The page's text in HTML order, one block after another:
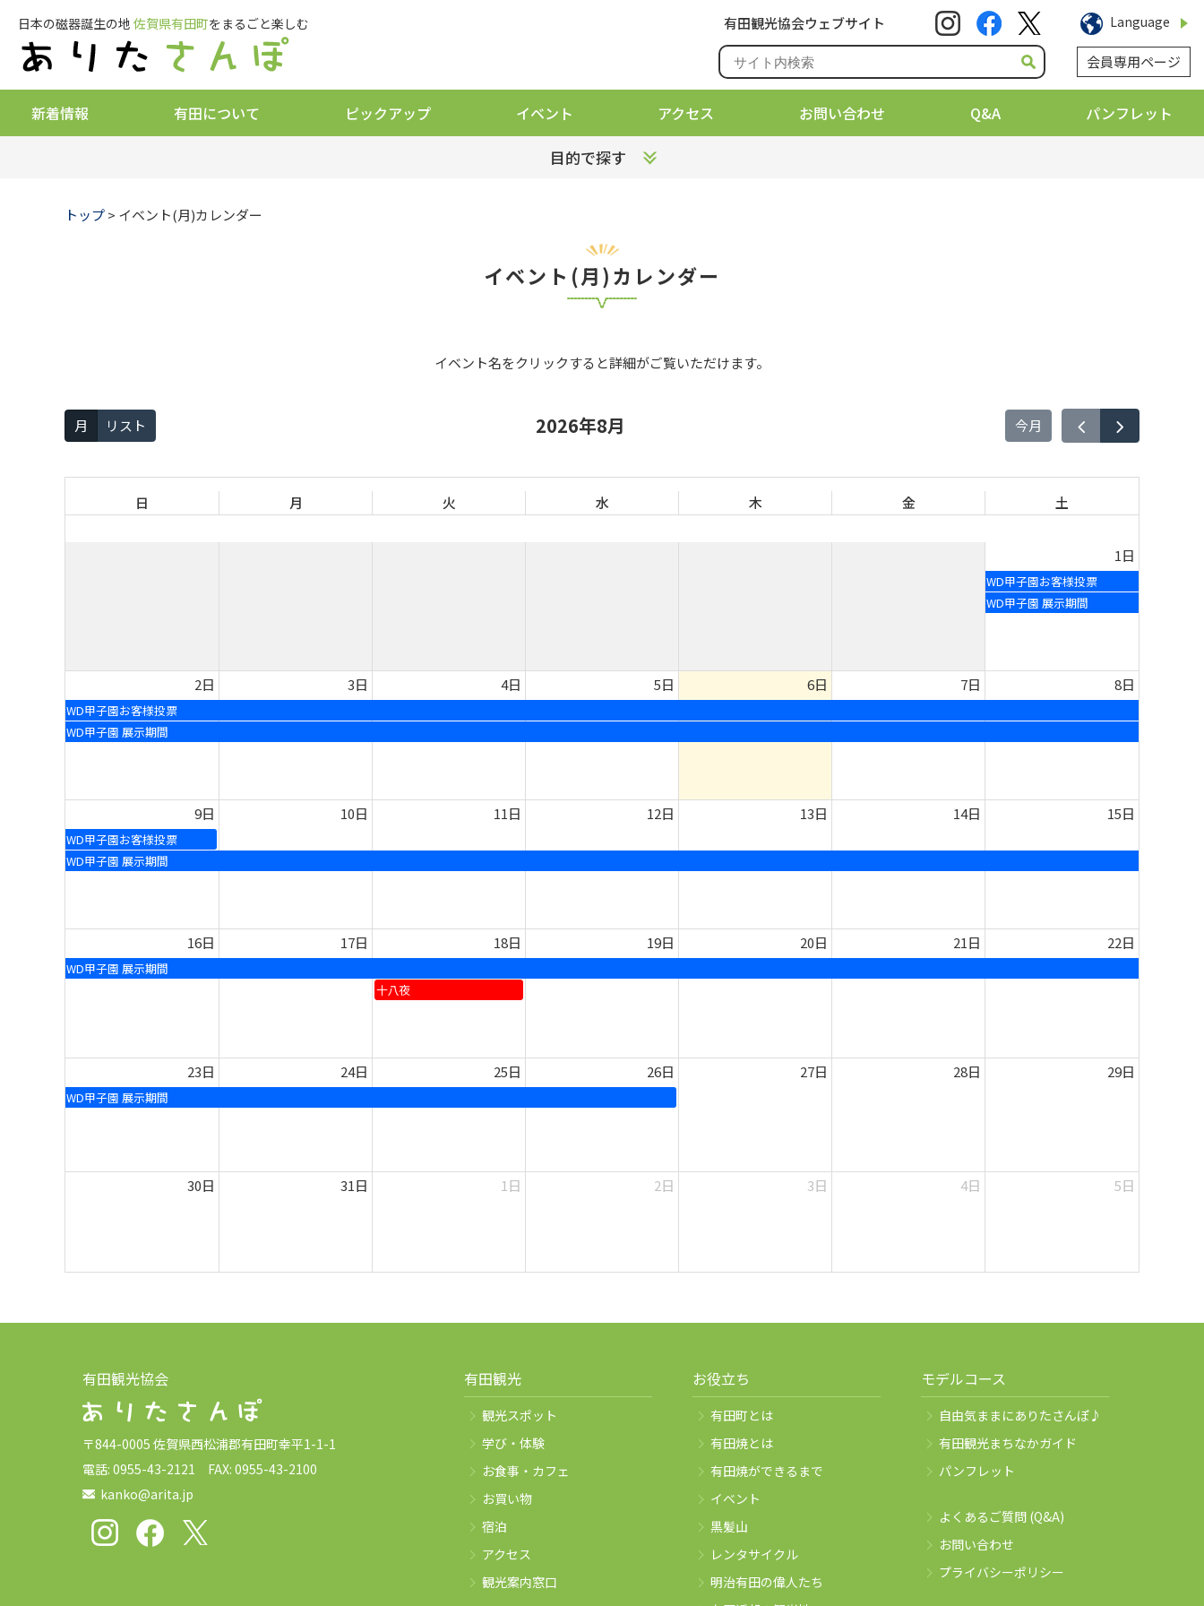
日本の磁器誕生の地 佐賀県有田町をまるごと楽しむ 有田観光協会ウェブサイト Language
会員専用ページ
新着情報 有田について ピックアップ イベント アクセス お問い合わせ Q&A パンフレット
目的で探す
トップ> イベント(月)カレンダー
イベント(月)カレンダー
イベント名をクリックすると詳細がご覧いただけます。
月 リスト 2026年8月 今月
日 月 火 水 木 金 土
1日
WD甲子園お客様投票
WD甲子園 展示期間
2日
WD甲子園お客様投票
WD甲子園 展示期間
3日 4日 5日 6日 7日 8日
9日
WD甲子園お客様投票
WD甲子園 展示期間
10日 11日 12日 13日 14日 15日
16日
WD甲子園 展示期間
17日 18日
十八夜
19日 20日 21日 22日
23日
WD甲子園 展示期間
24日 25日 26日 27日 28日 29日
30日 31日 1日 2日 3日 4日 5日
有田観光
観光スポット
学び・体験
お食事・カフェ
お買い物
宿泊
アクセス
観光案内窓口
お役立ち
有田町とは
有田焼とは
有田焼ができるまで
イベント
黒髪山
レンタサイクル
明治有田の偉人たち
モデルコース
自由気ままにありたさんぽ♪
有田観光まちなかガイド
パンフレット
よくあるご質問 (Q&A)
お問い合わせ
プライバシーポリシー
有田観光協会
〒844-0005 佐賀県西松浦郡有田町幸平1-1-1
電話: 0955-43-2121 FAX: 0955-43-2100
kanko@arita.jp